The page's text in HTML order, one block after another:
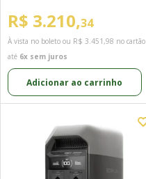
R$ 3.210,34
À vista no boleto ou R$ 3.451,98 no cartão
até 6x sem juros
Adicionar ao carrinho